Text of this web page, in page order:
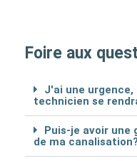
Foire aux
J'ai une
technicien se
Puis-je avoir une
de ma canalisation?